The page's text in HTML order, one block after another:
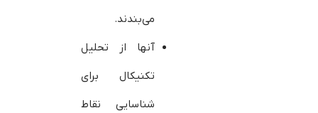
می‌بندند.
آنها از تحلیل
تکنیکال برای
شناسایی نقاط